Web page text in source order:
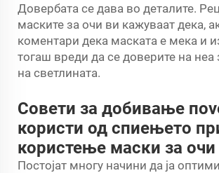
Довербата се дава во деталите.
маските за очи ви кажуваат дека,
коментари дека маската е мека и
тогаш вреди да се доверите на
на светлината.
Совети за добивање
користи од спиењето
користење маски за очи
Постојат многу начини да ја